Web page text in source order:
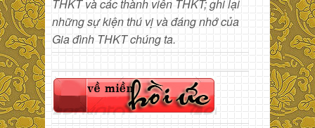
THKT và các thành viên THKT; ghi lại
những sự kiện thú vị và đáng nhớ của
Gia đình THKT chúng ta.